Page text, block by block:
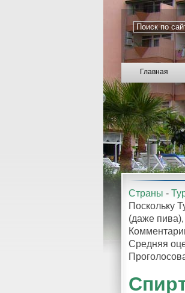
Главная
Страны -
Поскольку
(даже
Средняя